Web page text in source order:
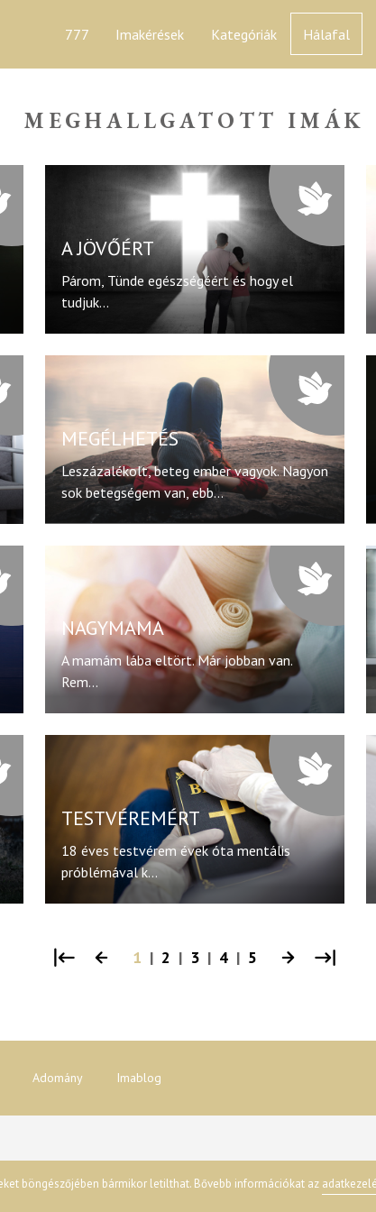
777 Imakérések Kategóriák Hálafal
MEGHALLGATOTT IMÁK
A JÖVŐÉRT
Párom, Tünde egészségéért és hogy el
tudjuk...
MEGÉLHETÉS
Leszázalékolt, beteg ember vagyok. Nagyon
sok betegségem van, ebb...
NAGYMAMA
A mamám lába eltört. Már jobban van.
Rem...
TESTVÉREMÉRT
18 éves testvérem évek óta mentális
próblémával k...
1 | 2 | 3 | 4 | 5
Adomány Imablog
böngészőjében bármikor letilthat. Bővebb információkat az